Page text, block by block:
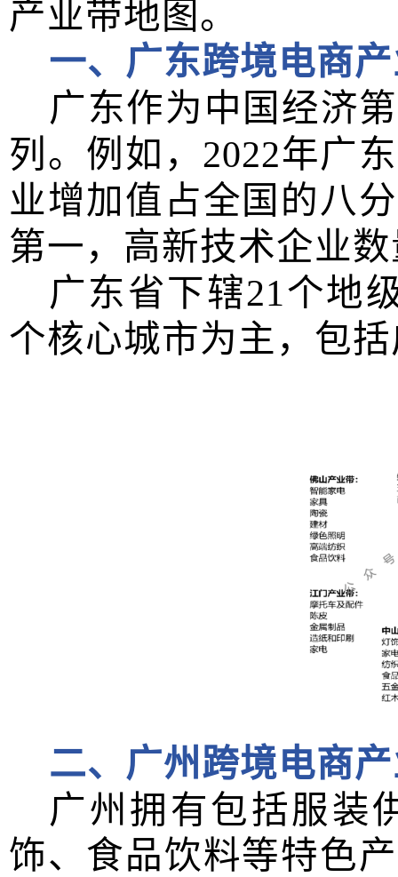
产业带地图。
一、广东跨境电商
广东作为中国经济
列。例如， 2022年广
业增加值占全国的八
第一，高新技术企业
广东省下辖21个地
个核心城市为主，包
二、广州跨境电商
广州拥有包括服装
饰、食品饮料等特色